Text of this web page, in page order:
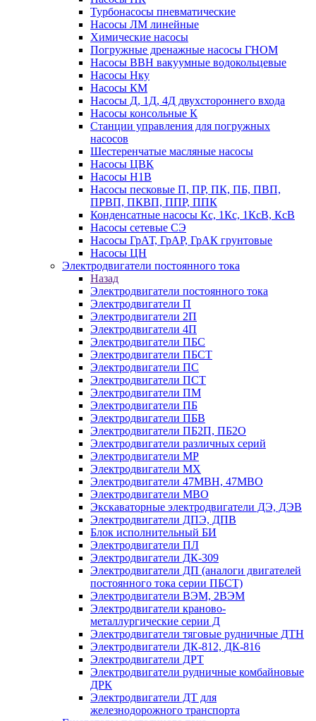
Турбонасосы пневматические
Насосы ЛМ линейные
Химические насосы
Погружные дренажные насосы ГНОМ
Насосы ВВН вакуумные водокольцевые
Насосы Нку
Насосы КМ
Насосы Д, 1Д, 4Д двухстороннего входа
Насосы консольные К
Станции управления для погружных
насосов
Шестеренчатые масляные насосы
Насосы ЦВК
Насосы Н1В
Насосы песковые П, ПР, ПК, ПБ, ПВП,
ПРВП, ПКВП, ППР, ППК
Конденсатные насосы Кс, 1Кс, 1КсВ, КсВ
Насосы сетевые СЭ
Насосы ГрАТ, ГрАР, ГрАК грунтовые
Насосы ЦН
Электродвигатели постоянного тока
Назад
Электродвигатели постоянного тока
Электродвигатели П
Электродвигатели 2П
Электродвигатели 4П
Электродвигатели ПБС
Электродвигатели ПБСТ
Электродвигатели ПС
Электродвигатели ПСТ
Электродвигатели ПМ
Электродвигатели ПБ
Электродвигатели ПБВ
Электродвигатели ПБ2П, ПБ2О
Электродвигатели различных серий
Электродвигатели МР
Электродвигатели MX
Электродвигатели 47MBH, 47МВО
Электродвигатели MBO
Экскаваторные электродвигатели ДЭ, ДЭВ
Электродвигатели ДПЭ, ДПВ
Блок исполнительный БИ
Электродвигатели ПЛ
Электродвигатели ДК-309
Электродвигатели ДП (аналоги двигателей
постоянного тока серии ПБСТ)
Электродвигатели ВЭМ, 2ВЭМ
Электродвигатели краново-
металлургические серии Д
Электродвигатели тяговые рудничные ДТН
Электродвигатели ДК-812, ДК-816
Электродвигатели ДРТ
Электродвигатели рудничные комбайновые
ДРК
Электродвигатели ДТ для
железнодорожного транспорта